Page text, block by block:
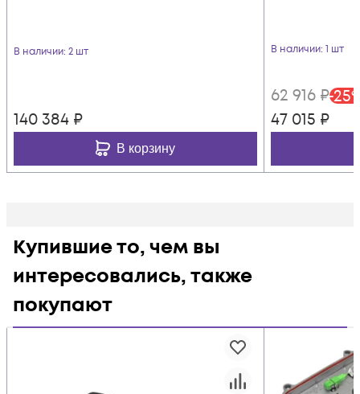
В наличии: 2 шт
140 384 ₽
В корзину
В наличии: 1 шт
62 916 ₽-25
47 015 ₽
Купившие то, чем вы
интересовались, также
покупают